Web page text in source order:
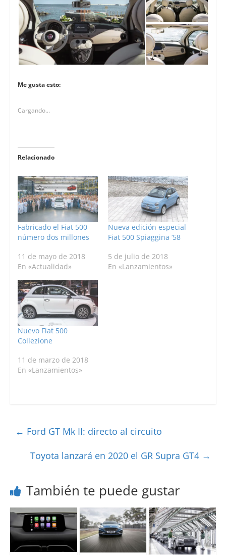
Me gusta esto:
Cargando...
Relacionado
Fabricado el Fiat 500
número dos millones
11 de mayo de 2018
En «Actualidad»
Nueva edición especial
Fiat 500 Spiaggina ‘58
5 de julio de 2018
En «Lanzamientos»
Nuevo Fiat 500
Collezione
11 de marzo de 2018
En «Lanzamientos»
← Ford GT Mk II: directo al circuito
Toyota lanzará en 2020 el GR Supra GT4 →
También te puede gustar